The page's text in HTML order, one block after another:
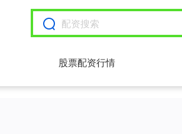
股票配资行情